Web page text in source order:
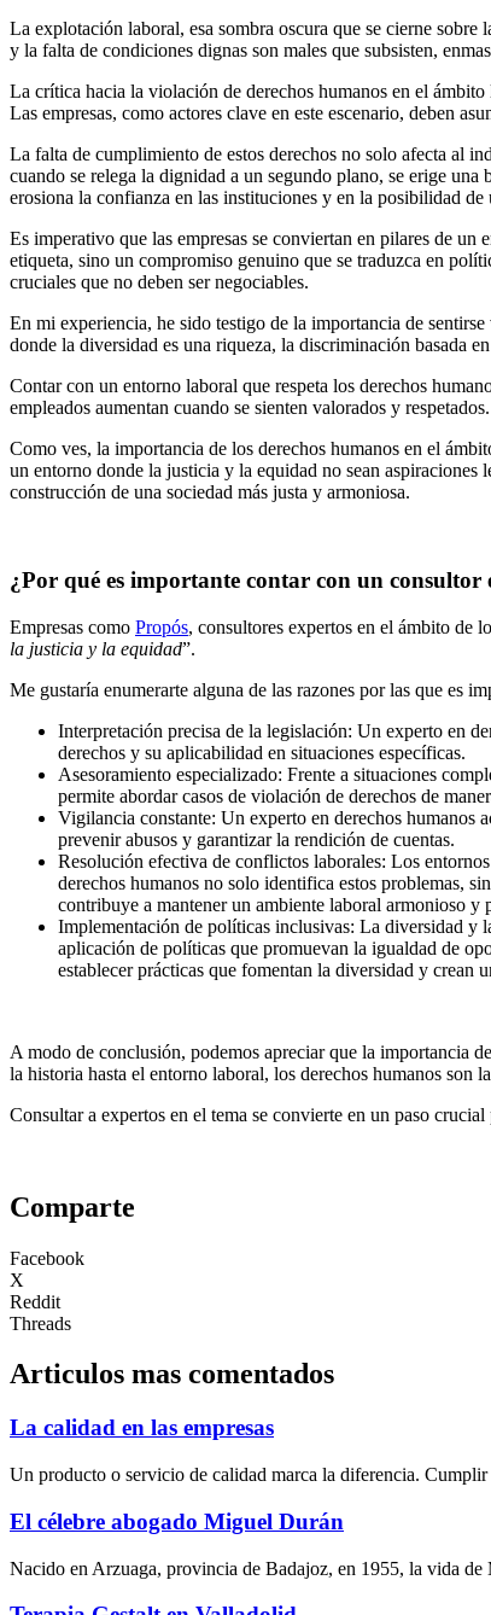
La explotación laboral, esa sombra oscura que se cierne
y la falta de condiciones dignas son males que subsisten,
La crítica hacia la violación de derechos humanos en el
Las empresas, como actores clave en este escenario, deben
La falta de cumplimiento de estos derechos no solo afecta al
cuando se relega la dignidad a un segundo plano, se erige
erosiona la confianza en las instituciones y en la posibilidad
Es imperativo que las empresas se conviertan en pilares de
etiqueta, sino un compromiso genuino que se traduzca en
cruciales que no deben ser negociables.
En mi experiencia, he sido testigo de la importancia de
donde la diversidad es una riqueza, la discriminación basada
Contar con un entorno laboral que respeta los derechos
empleados aumentan cuando se sienten valorados y
Como ves, la importancia de los derechos humanos en el
un entorno donde la justicia y la equidad no sean
construcción de una sociedad más justa y armoniosa.
¿Por qué es importante contar con un consultor
Empresas como Propós, consultores expertos en el ámbito de
la justicia y la equidad”.
Me gustaría enumerarte alguna de las razones por las que es
Interpretación precisa de la legislación: Un experto en
derechos y su aplicabilidad en situaciones específicas.
Asesoramiento especializado: Frente a situaciones
permite abordar casos de violación de derechos de
Vigilancia constante: Un experto en derechos humanos
prevenir abusos y garantizar la rendición de cuentas.
Resolución efectiva de conflictos laborales: Los
derechos humanos no solo identifica estos problemas,
contribuye a mantener un ambiente laboral armonioso y
Implementación de políticas inclusivas: La diversidad y
aplicación de políticas que promuevan la igualdad de
establecer prácticas que fomentan la diversidad y crean
A modo de conclusión, podemos apreciar que la importancia
la historia hasta el entorno laboral, los derechos humanos son
Consultar a expertos en el tema se convierte en un paso
Comparte
Facebook
X
Reddit
Threads
Articulos mas comentados
La calidad en las empresas
Un producto o servicio de calidad marca la diferencia.
El célebre abogado Miguel Durán
Nacido en Arzuaga, provincia de Badajoz, en 1955, la vida